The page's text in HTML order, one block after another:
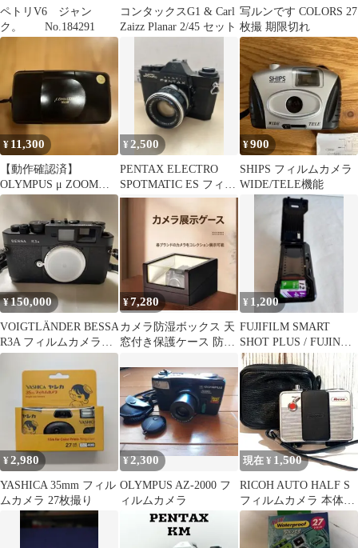
ペトリV6 ジャン
ク。 No.184291
コンタックスG1 & Carl
Zaizz Planar 2/45 セット
写ルンです COLORS 27
枚撮 期限切れ
¥ 11,300
【動作確認済】
OLYMPUS μ ZOOM
DELUXE コンパクトカ
¥ 2,500
PENTAX ELECTRO
SPOTMATIC ES フィル
ムカメラ
¥900
SHIPS フィルムカメラ
WIDE/TELE機能
¥150,000
VOIGTLÄNDER BESSA
R3A フィルムカメラ
(8/19以降発送)
¥7,280
カメラ防湿ボックス 天
窓付き保護ケース 防
LEICAなど
¥ 1,200
FUJIFILM SMART
SHOT PLUS / FUJINON
LENS
¥2,980
YASHICA 35mm フィル
ムカメラ 27枚撮り
¥2,300
OLYMPUS AZ-2000 フ
ィルムカメラ
現在 ¥ 1,500
RICOH AUTO HALF S
フィルムカメラ 本体
レトロ